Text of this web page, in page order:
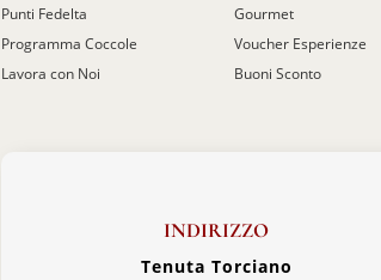
Punti Fedelta
Programma Coccole
Lavora con Noi
Gourmet
Voucher Esperienze
Buoni Sconto
INDIRIZZO
Tenuta Torciano